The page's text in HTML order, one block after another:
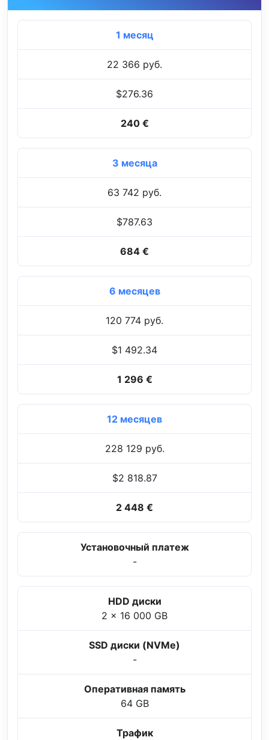
1 месяц
22 366 руб.
$276.36
240 €
3 месяца
63 742 руб.
$787.63
684 €
6 месяцев
120 774 руб.
$1 492.34
1 296 €
12 месяцев
228 129 руб.
$2 818.87
2 448 €
Установочный платеж
-
HDD диски
2 x 16 000 GB
SSD диски (NVMe)
-
Оперативная память
64 GB
Трафик